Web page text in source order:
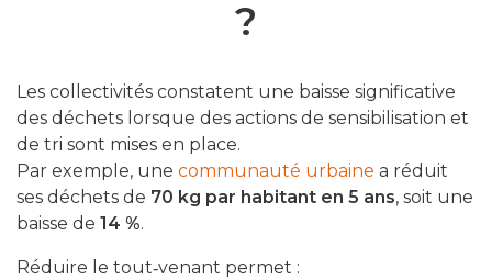
?
Les collectivités constatent une baisse significative
des déchets lorsque des actions de sensibilisation et
de tri sont mises en place.
Par exemple, une communauté urbaine a réduit
ses déchets de 70 kg par habitant en 5 ans, soit une
baisse de 14 %.
Réduire le tout‑venant permet :